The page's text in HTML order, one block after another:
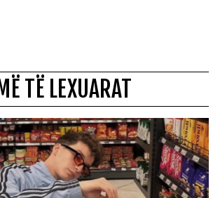
MË TË LEXUARAT